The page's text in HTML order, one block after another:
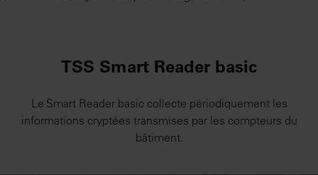
TSS Smart Reader basic
Le Smart Reader basic collecte périodiquement les
informations cryptées transmises par les compteurs du
bâtiment.